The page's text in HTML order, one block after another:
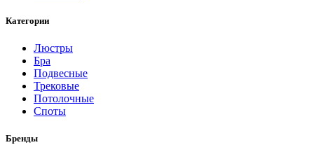
Категории
Люстры
Бра
Подвесные
Трековые
Потолочные
Споты
Бренды